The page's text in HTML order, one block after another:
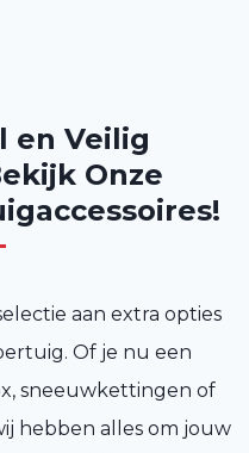
en Veilig
Onze
aan extra opties
Of je nu een
sneeuwkettingen of
hebben alles om jouw